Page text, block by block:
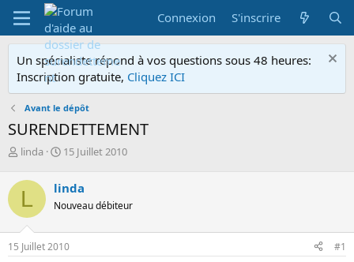
Connexion S'inscrire
Un spécialiste répond à vos questions sous 48 heures:
Inscription gratuite, Cliquez ICI
Avant le dépôt
SURENDETTEMENT
A
t
e
u
r
d
e
linda
D
e
d
d
é
15 Juillet 2010
L linda
Nouveau débiteur
15 Juillet 2010 #1